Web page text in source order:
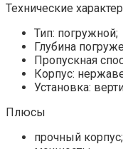
Технические
Тип: погружной;
Глубина
Пропускная
Корпус:
Установка:
Плюсы
прочный корпус;